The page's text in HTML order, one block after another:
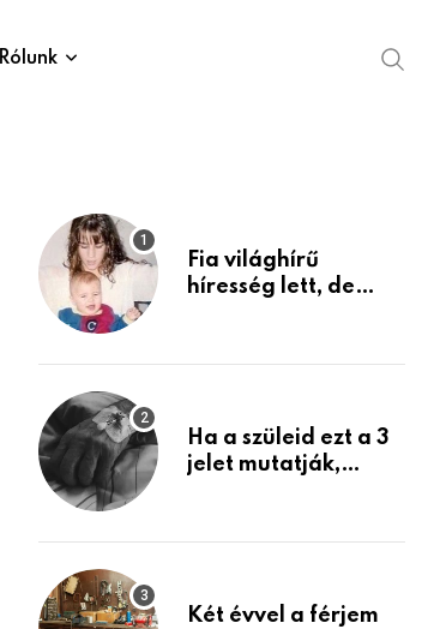
Rólunk
Fia világhírű
híresség lett, de
mint azt el tudnád
Ha a szüleid ezt a 3
jelet mutatják,
Készülj fel arra, ami
Két évvel a férjem